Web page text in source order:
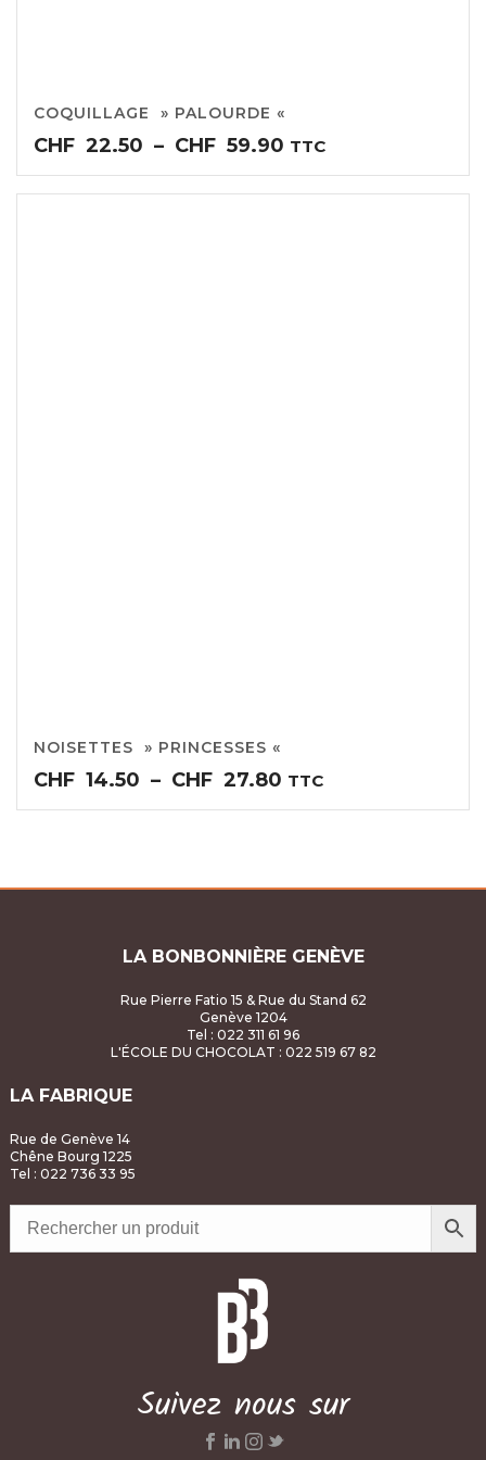
COQUILLAGE » PALOURDE «
CHF 22.50 – CHF 59.90 Plage
de
prix :
TTC
NOISETTES » PRINCESSES «
CHF 14.50 – CHF 27.80 Plage
de
TTC
LA BONBONNIÈRE GENÈVE
Rue Pierre Fatio 15 & Rue du Stand 62
Genève 1204
Tel : 022 311 61 96
L'ÉCOLE DU CHOCOLAT : 022 519 67 82
LA FABRIQUE
Rue de Genève 14
Chêne Bourg 1225
Tel : 022 736 33 95
Suivez nous sur